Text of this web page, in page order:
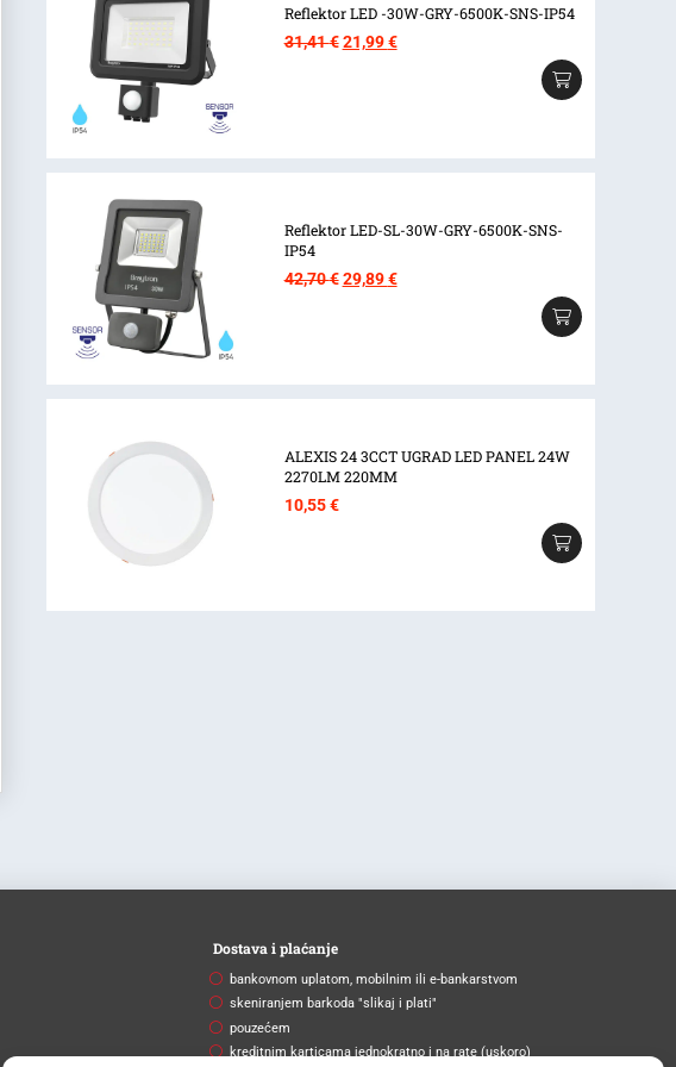
Reflektor LED -30W-GRY-6500K-SNS-IP54
31,41€ Izvorna
21,99€Trenutna
Reflektor LED-SL-30W-GRY-6500K-SNS-
IP54
42,70€ Izvorna
42,70 €.
29,89€Trenutna
ALEXIS 24 3CCT UGRAD LED PANEL 24W
2270LM 220MM
10,55€
Dostava i plaćanje
bankovnom uplatom, mobilnim ili e-bankarstvom
skeniranjem barkoda "slikaj i plati"
pouzećem
kreditnim karticama jednokratno i na rate (uskoro)